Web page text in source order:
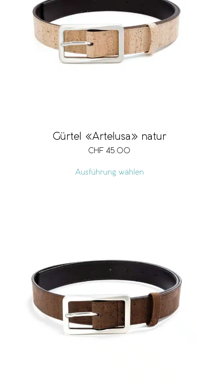
Gürtel «Artelusa» natur
CHF 45.00
Ausführung wählen